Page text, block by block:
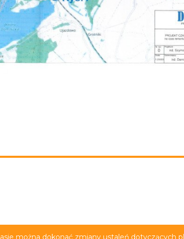
Deklaracja dostępności Film
można dokonać zmiany ustaleń dotyczących